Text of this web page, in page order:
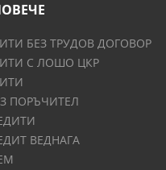
БЕЗ ТРУДОВ ДОГОВОР
С ЛОШО ЦКР
ПОРЪЧИТЕЛ
ВЕДНАГА